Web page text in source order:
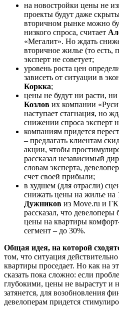
на новостройки цены не
проекты будут даже
вторичном рынке можно
низкого спроса, считает
«Мегалит». Но ждать
вторичное жилье (то
эксперт не советует;
уровень роста цен
зависеть от ситуации в
Коркка;
цены не будут ни расти, ни
Козлов их компании
наступает стагнация, но
снижении спроса эксперт
компаниям придется
– предлагать клиентам
акции, чтобы
рассказал независимый
словам эксперта,
счет своей прибыли;
в худшем (для отрасли)
снижать цены на жилье на
Дужников из Move.ru и
рассказал, что
цены на квартиры
сегмент – до 30%.
Общая идея, на которой
том, что ситуация
квартиры проседает. Но как на
сказать пока сложно: если
глубокими, цены не вырастут и
затянется, для возобновления
девелоперам придется